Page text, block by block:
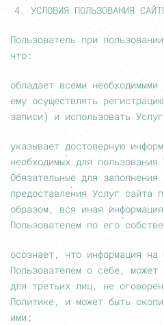
УСЛОВИЯ ПОЛЬЗОВАНИЯ
Пользователь при
что:
обладает всеми
ему осуществлять
записи) и использовать
указывает достоверную
необходимых для
Обязательные для
предоставления Услуг сайта
образом, вся иная
Пользователем по его
осознает, что информация на
Пользователем о себе, может
для третьих лиц, не
Политике, и может быть
ими;